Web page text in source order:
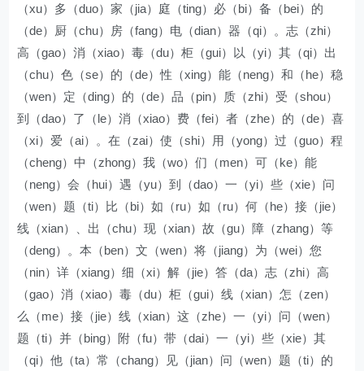
（xu）多（duo）家（jia）庭（ting）必（bi）备（bei）的
（de）厨（chu）房（fang）电（dian）器（qi）。志（zhi）
高（gao）消（xiao）毒（du）柜（gui）以（yi）其（qi）出
（chu）色（se）的（de）性（xing）能（neng）和（he）稳
（wen）定（ding）的（de）品（pin）质（zhi）受（shou）
到（dao）了（le）消（xiao）费（fei）者（zhe）的（de）喜
（xi）爱（ai）。在（zai）使（shi）用（yong）过（guo）程
（cheng）中（zhong）我（wo）们（men）可（ke）能
（neng）会（hui）遇（yu）到（dao）一（yi）些（xie）问
（wen）题（ti）比（bi）如（ru）如（ru）何（he）接（jie）
线（xian）、出（chu）现（xian）故（gu）障（zhang）等
（deng）。本（ben）文（wen）将（jiang）为（wei）您
（nin）详（xiang）细（xi）解（jie）答（da）志（zhi）高
（gao）消（xiao）毒（du）柜（gui）线（xian）怎（zen）
么（me）接（jie）线（xian）这（zhe）一（yi）问（wen）
题（ti）并（bing）附（fu）带（dai）一（yi）些（xie）其
（qi）他（ta）常（chang）见（jian）问（wen）题（ti）的